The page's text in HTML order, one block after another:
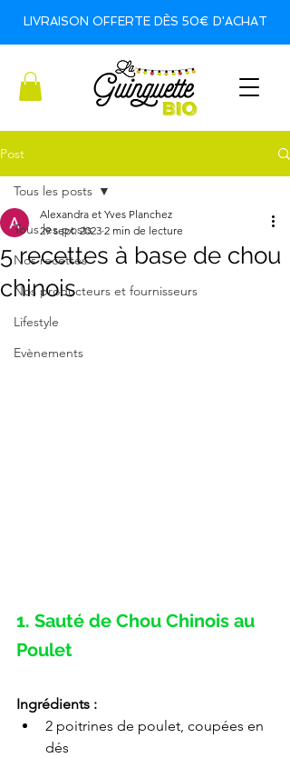
LIVRAISON OFFERTE DÈS 50€ D'ACHAT
Post
Tous les posts
Nos recettes
Nos producteurs et fournisseurs
Lifestyle
Evènements
Tous les posts
5 recettes à base de chou
chinois
Alexandra et Yves Planchez
29 sept. 2023 2 min de lecture
1. Sauté de Chou Chinois au
Poulet
Ingrédients :
2 poitrines de poulet, coupées en
dés